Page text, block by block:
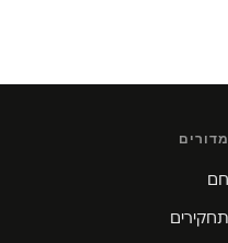
מדורים
חם
תחקירים